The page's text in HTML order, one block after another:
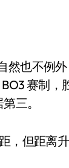
也不例外
赛制，
三。
，但距离